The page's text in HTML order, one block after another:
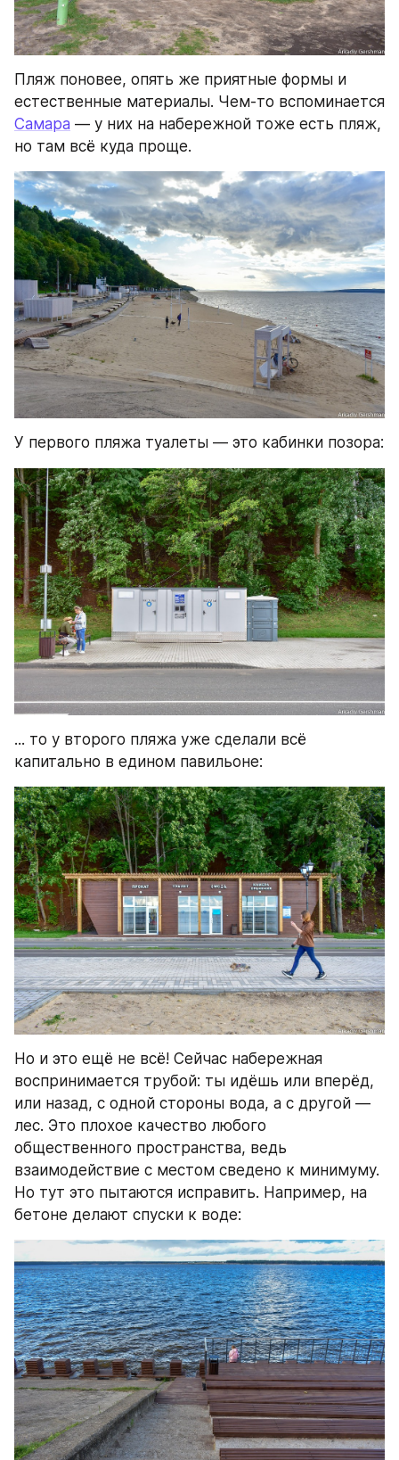
Пляж поновее, опять же приятные формы и
Самара — у них на набережной тоже есть пляж,
но там всё куда проще.
У первого пляжа туалеты — это кабинки позора:
... то у второго пляжа уже сделали всё
капитально в едином павильоне:
Но и это ещё не всё! Сейчас набережная
воспринимается трубой: ты идёшь или вперёд,
или назад, с одной стороны вода, а с другой —
лес. Это плохое качество любого
общественного пространства, ведь
взаимодействие с местом сведено к минимуму.
Но тут это пытаются исправить. Например, на
бетоне делают спуски к воде: